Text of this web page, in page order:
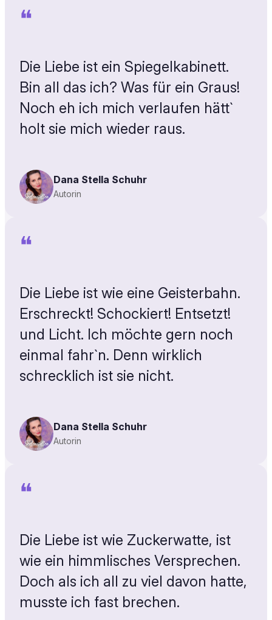
❝
Die Liebe ist ein Spiegelkabinett.
Bin all das ich? Was für ein Graus!
Noch eh ich mich verlaufen hätt`
holt sie mich wieder raus.
Dana Stella Schuhr
Autorin
❝
Die Liebe ist wie eine Geisterbahn.
Erschreckt! Schockiert! Entsetzt!
und Licht. Ich möchte gern noch
einmal fahr`n. Denn wirklich
schrecklich ist sie nicht.
Dana Stella Schuhr
Autorin
❝
Die Liebe ist wie Zuckerwatte, ist
wie ein himmlisches Versprechen.
Doch als ich all zu viel davon hatte,
musste ich fast brechen.